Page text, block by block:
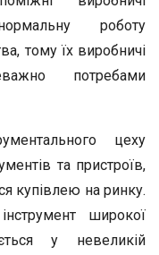
роботу
тому їх виробничі
потребами
цеху
та пристроїв,
купівлею на ринку.
широкої
у невеликій